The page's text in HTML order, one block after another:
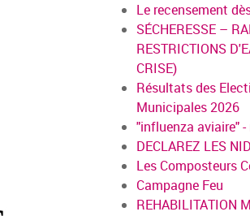
Le recensement
SÉCHERESSE –
RESTRICTIONS
CRISE)
Résultats des
Municipales 2026
"influenza aviaire" -
DECLAREZ LES
Les Composteurs
Campagne Feu
REHABILITATION